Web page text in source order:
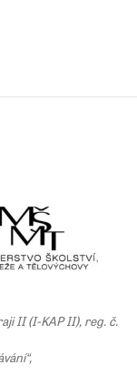
II (I-KAP II), reg. č.